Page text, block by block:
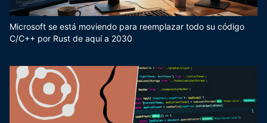
Microsoft se está moviendo para reemplazar todo su código
C/C++ por Rust de aquí a 2030